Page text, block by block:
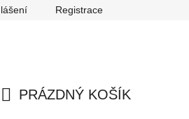
Odstoupení od smlouvy
Registrace
PRÁZDNÝ KOŠÍK